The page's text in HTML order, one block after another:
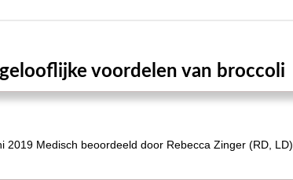
voordelen van broccoli
2019 Medisch beoordeeld door Rebecca Zinger (RD, LD)